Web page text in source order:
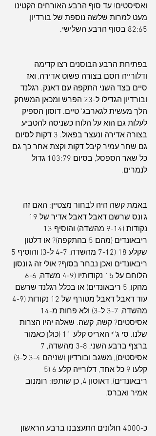
ואסיסטים! עד סוף הרבע האורחים הקטינו
מעט למרות שלשה נוספת של בורדיון,
82:65 בסוף הרבע השלישי.
בפתיחת הרבע הבוסנים רצו קדימה
ודלורייה חסם בצורה פשוט אדירה, ואז
סיים בצד השני התקפה עם דאנק. רגלנד
ובורדיון הגדילו ל-23 הפרש ומכאן המשחק
הלך מעשית לגארבג' טיים. דוסון הספיק
לעלות גם הוא על הלוח כשניסה להטביע
בצורה אדירה ונעצר בפאול. 3 דקות לסיום
גם שחר עמיר קיבל דקות וקצת אחר כך גם
כל שאר הספסל, בסיום 103:79 גדול
לנמרים.
באמת קשה היה לבחור מצטיין: האם זה
ריבאונדים (מהם 5 בהתקפה)? או דלטון
ריבאונדים ואכן נבחר בסוף? אולי זה ג'ונסון
מהקו, 5 ריבאונדים) או בכלל רגלנד שרשם
אסיסטים? קשה, קשה. שאלה יהיו הצרות
שלנו. סי ג''י האריס קלע 11 (כולן כאמור
אסיסטים), משגב ובורדיון (שניהם 3-4 ל-3)
ריבאונדים), דאוסון 4, כן שותפו: רומנוב,
אמיר ואברס.
כ-4000 חולונים התעצבנו ברבע הראשון